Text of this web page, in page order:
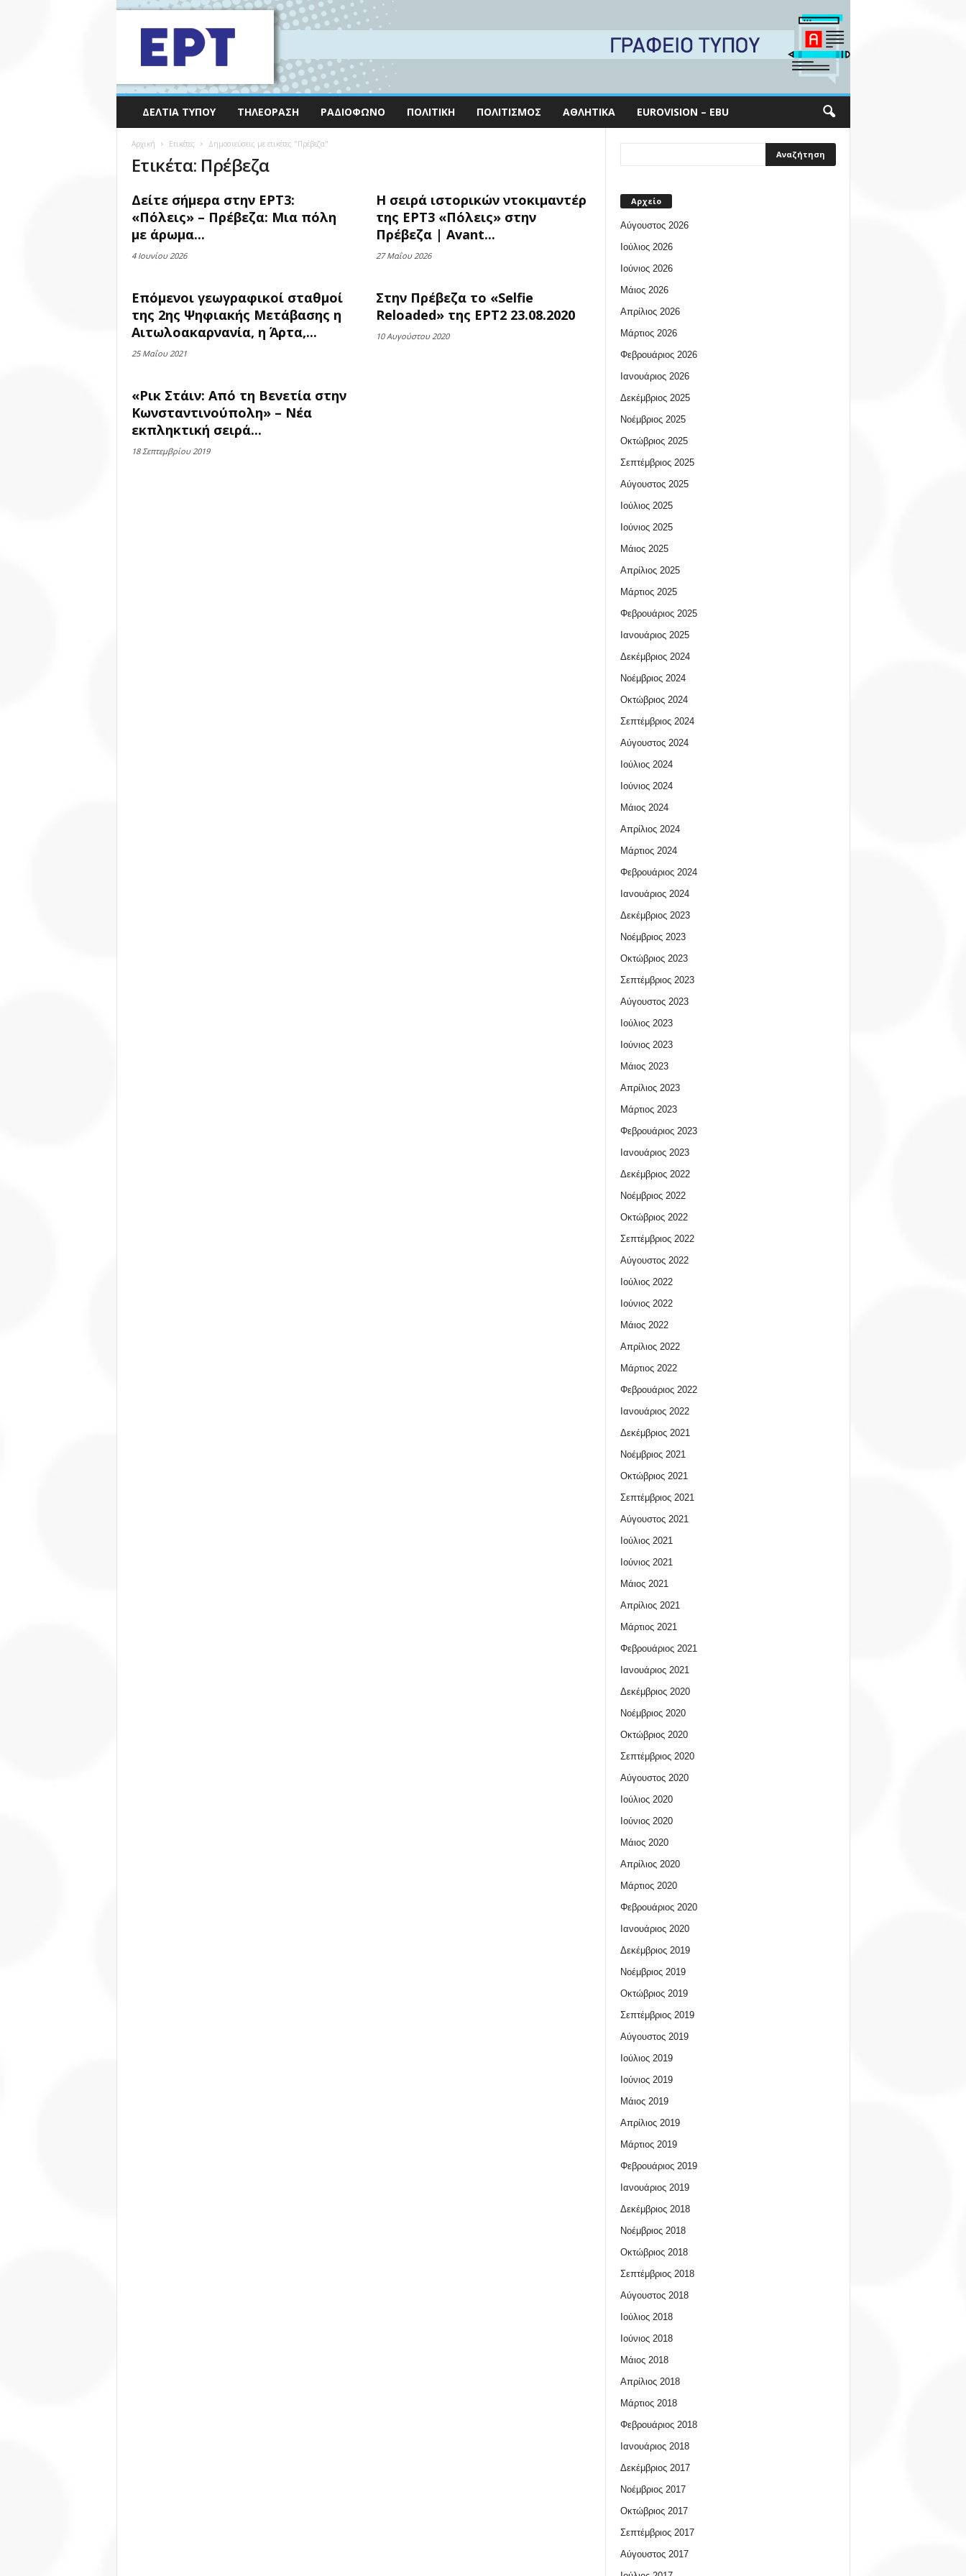
ΔΕΛΤΊΑ ΤΎΠΟΥ ΤΗΛΕΌΡΑΣΗ ΡΑΔΙΌΦΩΝΟ ΠΟΛΙΤΙΚΉ ΠΟΛΙΤΙΣΜΌΣ ΑΘΛΗΤΙΚΆ EUROVISION – EBU
Αρχική Ετικέτες Δημοσιεύσεις με ετικέτες "Πρέβεζα"
Ετικέτα: Πρέβεζα
Δείτε σήμερα στην ΕΡΤ3:
«Πόλεις» – Πρέβεζα: Μια πόλη
με άρωμα...
4 Ιουνίου 2026
H σειρά ιστορικών ντοκιμαντέρ
της ΕΡΤ3 «Πόλεις» στην
Πρέβεζα | Avant...
27 Μαΐου 2026
Επόμενοι γεωγραφικοί σταθμοί
της 2ης Ψηφιακής Μετάβασης η
Αιτωλοακαρνανία, η Άρτα,...
25 Μαΐου 2021
Στην Πρέβεζα το «Selfie
Reloaded» της ΕΡΤ2 23.08.2020
10 Αυγούστου 2020
«Ρικ Στάιν: Από τη Βενετία στην
Κωνσταντινούπολη» – Νέα
εκπληκτική σειρά...
18 Σεπτεμβρίου 2019
Αρχείο
Αύγουστος 2026
Ιούλιος 2026
Ιούνιος 2026
Μάιος 2026
Απρίλιος 2026
Μάρτιος 2026
Φεβρουάριος 2026
Ιανουάριος 2026
Δεκέμβριος 2025
Νοέμβριος 2025
Οκτώβριος 2025
Σεπτέμβριος 2025
Αύγουστος 2025
Ιούλιος 2025
Ιούνιος 2025
Μάιος 2025
Απρίλιος 2025
Μάρτιος 2025
Φεβρουάριος 2025
Ιανουάριος 2025
Δεκέμβριος 2024
Νοέμβριος 2024
Οκτώβριος 2024
Σεπτέμβριος 2024
Αύγουστος 2024
Ιούλιος 2024
Ιούνιος 2024
Μάιος 2024
Απρίλιος 2024
Μάρτιος 2024
Φεβρουάριος 2024
Ιανουάριος 2024
Δεκέμβριος 2023
Νοέμβριος 2023
Οκτώβριος 2023
Σεπτέμβριος 2023
Αύγουστος 2023
Ιούλιος 2023
Ιούνιος 2023
Μάιος 2023
Απρίλιος 2023
Μάρτιος 2023
Φεβρουάριος 2023
Ιανουάριος 2023
Δεκέμβριος 2022
Νοέμβριος 2022
Οκτώβριος 2022
Σεπτέμβριος 2022
Αύγουστος 2022
Ιούλιος 2022
Ιούνιος 2022
Μάιος 2022
Απρίλιος 2022
Μάρτιος 2022
Φεβρουάριος 2022
Ιανουάριος 2022
Δεκέμβριος 2021
Νοέμβριος 2021
Οκτώβριος 2021
Σεπτέμβριος 2021
Αύγουστος 2021
Ιούλιος 2021
Ιούνιος 2021
Μάιος 2021
Απρίλιος 2021
Μάρτιος 2021
Φεβρουάριος 2021
Ιανουάριος 2021
Δεκέμβριος 2020
Νοέμβριος 2020
Οκτώβριος 2020
Σεπτέμβριος 2020
Αύγουστος 2020
Ιούλιος 2020
Ιούνιος 2020
Μάιος 2020
Απρίλιος 2020
Μάρτιος 2020
Φεβρουάριος 2020
Ιανουάριος 2020
Δεκέμβριος 2019
Νοέμβριος 2019
Οκτώβριος 2019
Σεπτέμβριος 2019
Αύγουστος 2019
Ιούλιος 2019
Ιούνιος 2019
Μάιος 2019
Απρίλιος 2019
Μάρτιος 2019
Φεβρουάριος 2019
Ιανουάριος 2019
Δεκέμβριος 2018
Νοέμβριος 2018
Οκτώβριος 2018
Σεπτέμβριος 2018
Αύγουστος 2018
Ιούλιος 2018
Ιούνιος 2018
Μάιος 2018
Απρίλιος 2018
Μάρτιος 2018
Φεβρουάριος 2018
Ιανουάριος 2018
Δεκέμβριος 2017
Νοέμβριος 2017
Οκτώβριος 2017
Σεπτέμβριος 2017
Αύγουστος 2017